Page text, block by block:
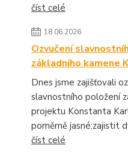
číst celé
18.06.2026
Ozvučení
základního kamene
Dnes jsme zajišťovali
slavnostního položení
projektu Konstanta
poměrně jasné:zajistit
číst celé